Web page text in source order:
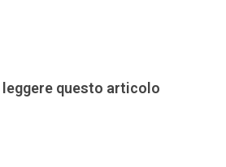
leggere questo articolo